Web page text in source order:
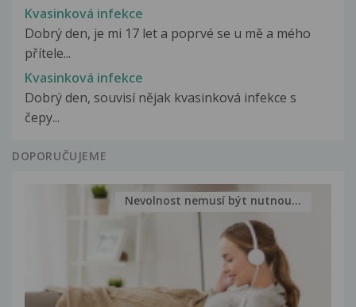
Kvasinková infekce
Dobrý den, je mi 17 let a poprvé se u mě a mého
přítele...
Kvasinková infekce
Dobrý den, souvisí nějak kvasinková infekce s
čepy...
DOPORUČUJEME
Nevolnost nemusí být nutnou...